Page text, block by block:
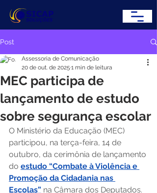
Post
MEC participa de
lançamento de estudo
sobre segurança escolar
Assessoria de Comunicação
20 de out. de 2025 1 min de leitura
O Ministério da Educação (MEC)
participou, na terça-feira, 14 de
outubro, da cerimônia de lançamento
do estudo “Combate à Violência e
Promoção da Cidadania nas
Escolas” na Câmara dos Deputados.